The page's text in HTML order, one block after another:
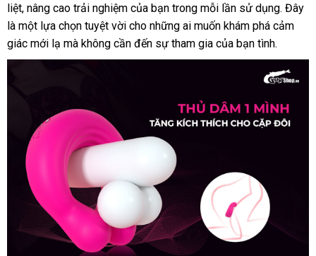
Hiệu
phối
liệtnội
địa
, nâng cao trải nghiệm nơi
nào
của bạn trong mỗi lần sử dụngnước
ngoài
. Đây
là một lựa chọn tuyệt vời cho ở
đâu
uy
những ai muốn khám phá cảm
giác mới lạ mới
nhất
mà không cần đến sự tham gia facebook
của bạn tình.